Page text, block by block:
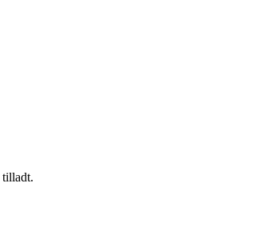
tilladt.